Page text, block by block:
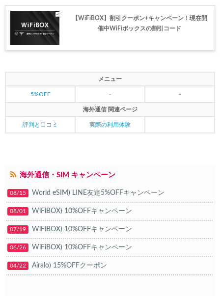
06/11 JTB) 海外ツアータイムセール
06/11 HIS) イギリスツアー(添乗員同行) 最大15,000円OFFクーポ
JAL) 海外航空券タイムセール
楽天トラベル) 海外ツアー(スーパーセール) 最大50,000円OFFクー
Expedia) ホテル(VISA所有者) 18%OFFクーポン
Expedia) 航空券+ホテル 4,500円OFFクーポン
06/06 HIS) 海外航空券 2,000円OFFクーポン
【WiFiBOX】割引クーポン+キャンペーン！現在開
催中WiFiボックスの割引コード
メニュー
5%OFF - -
海外通信 関連ページ
評判と口コミ 実際の利用体験
海外通信・SIM キャンペーン
08/15 World eSIM) LINE友達5%OFFキャンペーン
08/01 WiFiBOX) 10%OFFキャンペーン
07/19 WiFiBOX) 10%OFFキャンペーン
06/26 WiFiBOX) 10%OFFキャンペーン
04/22 Airalo) 15%OFFクーポン